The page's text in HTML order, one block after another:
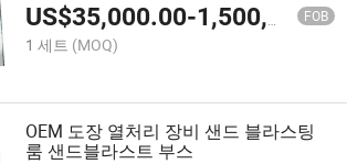
US$35,000.00-1,500,000.00 FOB
1 세트 (MOQ)
OEM 도장 열처리 장비 샌드 블라스팅
룸 샌드블라스트 부스